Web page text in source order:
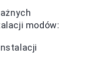
modów: